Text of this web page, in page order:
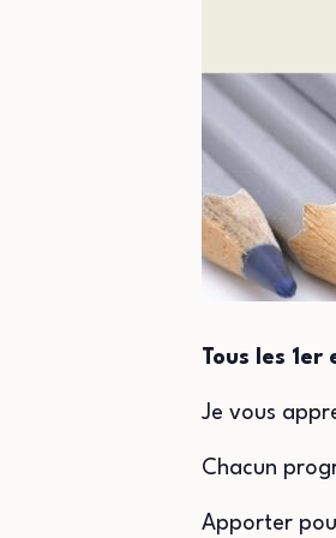
Tous les
Je vous
Chacun
Apporter